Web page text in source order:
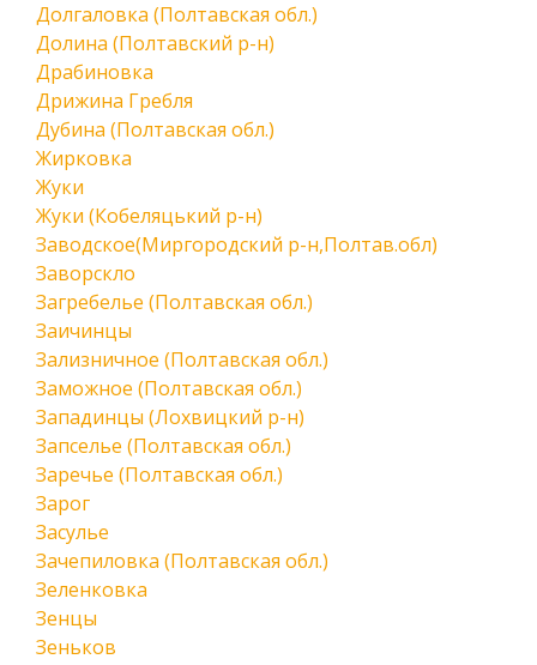
Долгаловка (Полтавская обл.)
Долина (Полтавский р-н)
Драбиновка
Дрижина Гребля
Дубина (Полтавская обл.)
Жирковка
Жуки
Жуки (Кобеляцький р-н)
Заводское(Миргородский р-н,Полтав.обл)
Заворскло
Загребелье (Полтавская обл.)
Заичинцы
Зализничное (Полтавская обл.)
Заможное (Полтавская обл.)
Западинцы (Лохвицкий р-н)
Запселье (Полтавская обл.)
Заречье (Полтавская обл.)
Зарог
Засулье
Зачепиловка (Полтавская обл.)
Зеленковка
Зенцы
Зеньков